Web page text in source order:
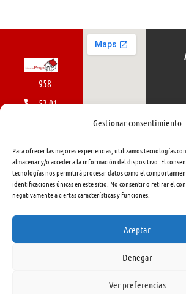
Gestionar consentimiento
Para ofrecer las mejores experiencias, utilizamos tecnologías
almacenar y/o acceder a la información del dispositivo. El
tecnologías nos permitirá procesar datos como el
identificaciones únicas en este sitio. No consentir o retirar el
negativamente a ciertas características y funciones.
Aceptar
Denegar
Ver preferencias
958
52 01
462
415
info@libreriapraga.com
Gracia,